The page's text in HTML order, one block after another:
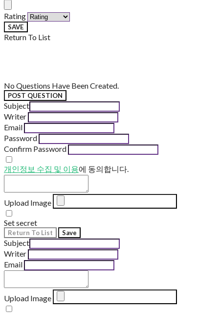
Rating
SAVE
Return To List
No Questions Have Been Created.
POST QUESTION
Subject
Writer
Email
Password
Confirm Password
개인정보 수집 및 이용에 동의합니다.
Upload Image
Set secret
Return To List Save
Subject
Writer
Email
Upload Image